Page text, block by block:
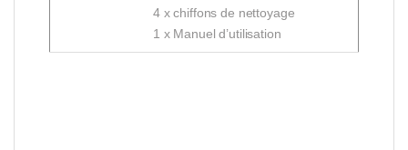
4 x chiffons de nettoyage
1 x Manuel d’utilisation